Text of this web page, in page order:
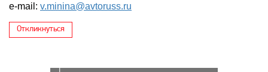
e-mail: v.minina@avtoruss.ru
Откликнуться